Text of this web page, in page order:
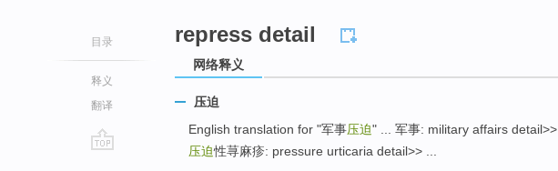
目录
释义
翻译
repress detail
网络释义
压迫
English translation for "军事压迫" ... 军事: military affairs detail>>
压迫性荨麻疹: pressure urticaria detail>> ...